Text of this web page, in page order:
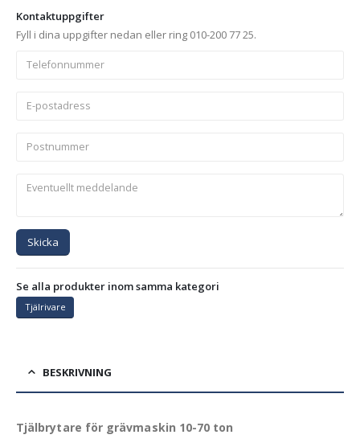
Kontaktuppgifter
Fyll i dina uppgifter nedan eller ring 010-200 77 25.
Skicka
Se alla produkter inom samma kategori
Tjälrivare
BESKRIVNING
Tjälbrytare för grävmaskin 10-70 ton